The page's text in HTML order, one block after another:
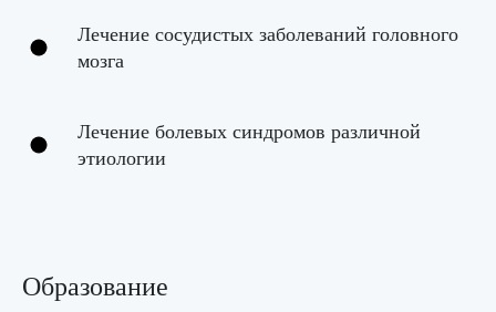
Лечение сосудистых заболеваний головного
мозга
Лечение болевых синдромов различной
этиологии
Образование